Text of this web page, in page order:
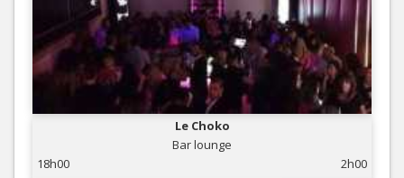
Le Choko
Bar lounge
18h00
2h00